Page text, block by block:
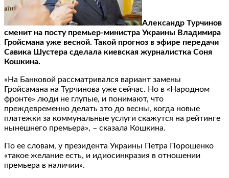
Александр Турчинов
сменит на посту премьер-министра Украины Владимира
Гройсмана уже весной. Такой прогноз в эфире передачи
Савика Шустера сделала киевская журналистка Соня
Кошкина.
«На Банковой рассматривался вариант замены
Гройсамана на Турчинова уже сейчас. Но в «Народном
фронте» люди не глупые, и понимают, что
преждевременно делать это до весны, когда новые
платежки за коммунальные услуги скажутся на рейтинге
нынешнего премьера», – сказала Кошкина.
По ее словам, у президента Украины Петра Порошенко
«такое желание есть, и идиосинкразия в отношении
премьера в наличии».